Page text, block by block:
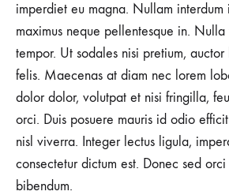
imperdiet eu magna. Nullam
maximus neque pellentesque in.
tempor. Ut sodales nisi pretium,
felis. Maecenas at diam nec lorem
dolor dolor, volutpat et nisi fringilla,
orci. Duis posuere mauris id odio
nisl viverra. Integer lectus ligula,
consectetur dictum est. Donec sed
bibendum.